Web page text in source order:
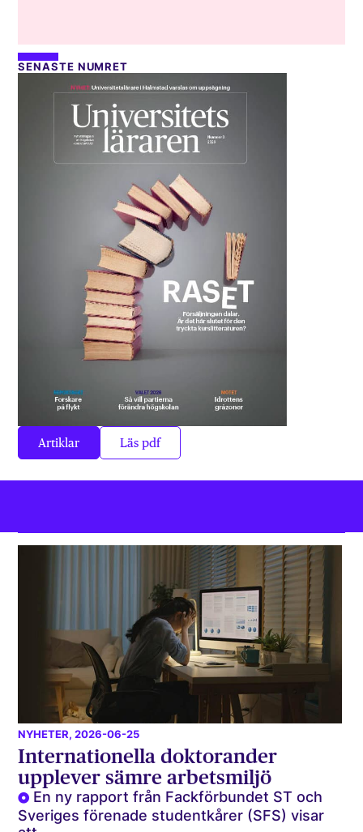
SENASTE NUMRET
Artiklar Läs pdf
NYHETER, 2026-06-25
Internationella doktorander
upplever sämre arbetsmiljö
En ny rapport från Fackförbundet ST och
Sveriges förenade studentkårer (SFS) visar